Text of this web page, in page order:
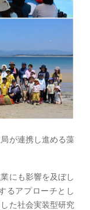
が連携し進める藻
にも影響を及ぼし
るアプローチとし
た社会実装型研究